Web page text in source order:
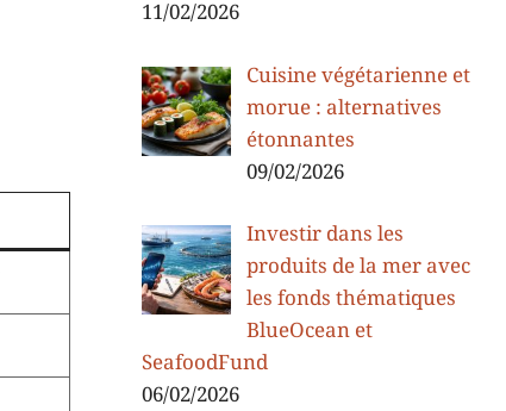
11/02/2026
Cuisine végétarienne et
morue : alternatives
étonnantes
09/02/2026
Investir dans les
produits de la mer avec
les fonds thématiques
BlueOcean et
SeafoodFund
06/02/2026